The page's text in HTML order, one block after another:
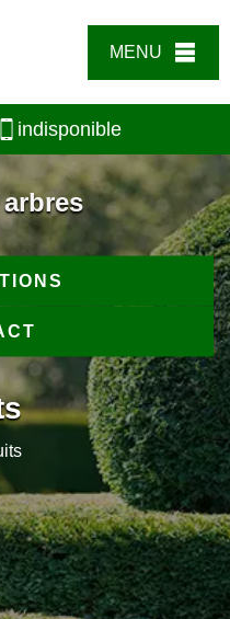
MENU
indisponible